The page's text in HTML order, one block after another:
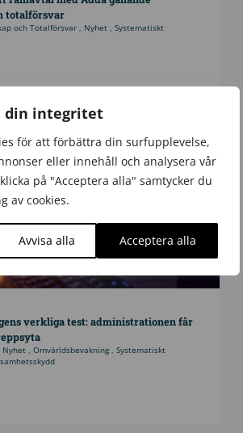
din integritet
för att förbättra din surfupplevelse,
eller innehåll och analysera vår
på "Acceptera alla" samtycker du
av cookies.
Avvisa alla Acceptera alla
totalförsvar
och Totalförsvar , Nyhet ,Systematiskt
verkliga test: administrationen får
Nyhet ,Omvärldsbevakning ,Systematiskt